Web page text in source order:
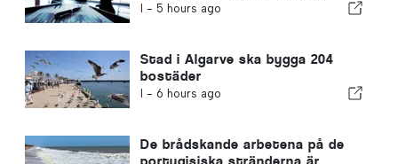
I - 5 hours ago
Stad i Algarve ska bygga 204
bostäder
I - 6 hours ago
De brådskande arbetena på de